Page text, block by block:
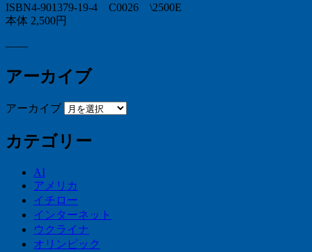
ISBN4-901379-19-4 C0026 \2500E
本体 2,500円
——
アーカイブ
アーカイブ
カテゴリー
AI
アメリカ
イチロー
インターネット
ウクライナ
オリンピック